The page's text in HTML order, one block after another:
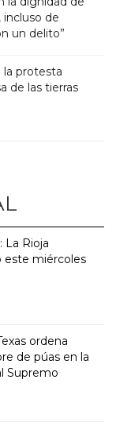
incluso de
un delito”
la protesta
de las tierras
La Rioja
este miércoles
ordena
de púas en la
Supremo